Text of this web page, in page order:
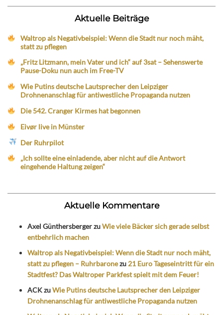
Aktuelle Beiträge
Waltrop als Negativbeispiel: Wenn die Stadt nur noch mäht,
statt zu pflegen
„Fritz Litzmann, mein Vater und ich“ auf 3sat – Sehenswerte
Pause-Doku nun auch im Free-TV
Wie Putins deutsche Lautsprecher den Leipziger
Drohnenanschlag für antiwestliche Propaganda nutzen
Die 542. Cranger Kirmes hat begonnen
Eivør live in Münster
Der Ruhrpilot
„Ich sollte eine einladende, aber nicht auf die Antwort
eingehende Haltung zeigen“
Aktuelle Kommentare
Axel GünthersbergerzuWie viele Bäcker sich gerade selbst
entbehrlich machen
Waltrop als Negativbeispiel: Wenn die Stadt nur noch mäht,
statt zu pflegen – Ruhrbaronezu 21 Euro Tageseintritt für ein
Stadtfest? Das Waltroper Parkfest spielt mit dem Feuer!
ACKzuWie Putins deutsche Lautsprecher den Leipziger
Drohnenanschlag für antiwestliche Propaganda nutzen